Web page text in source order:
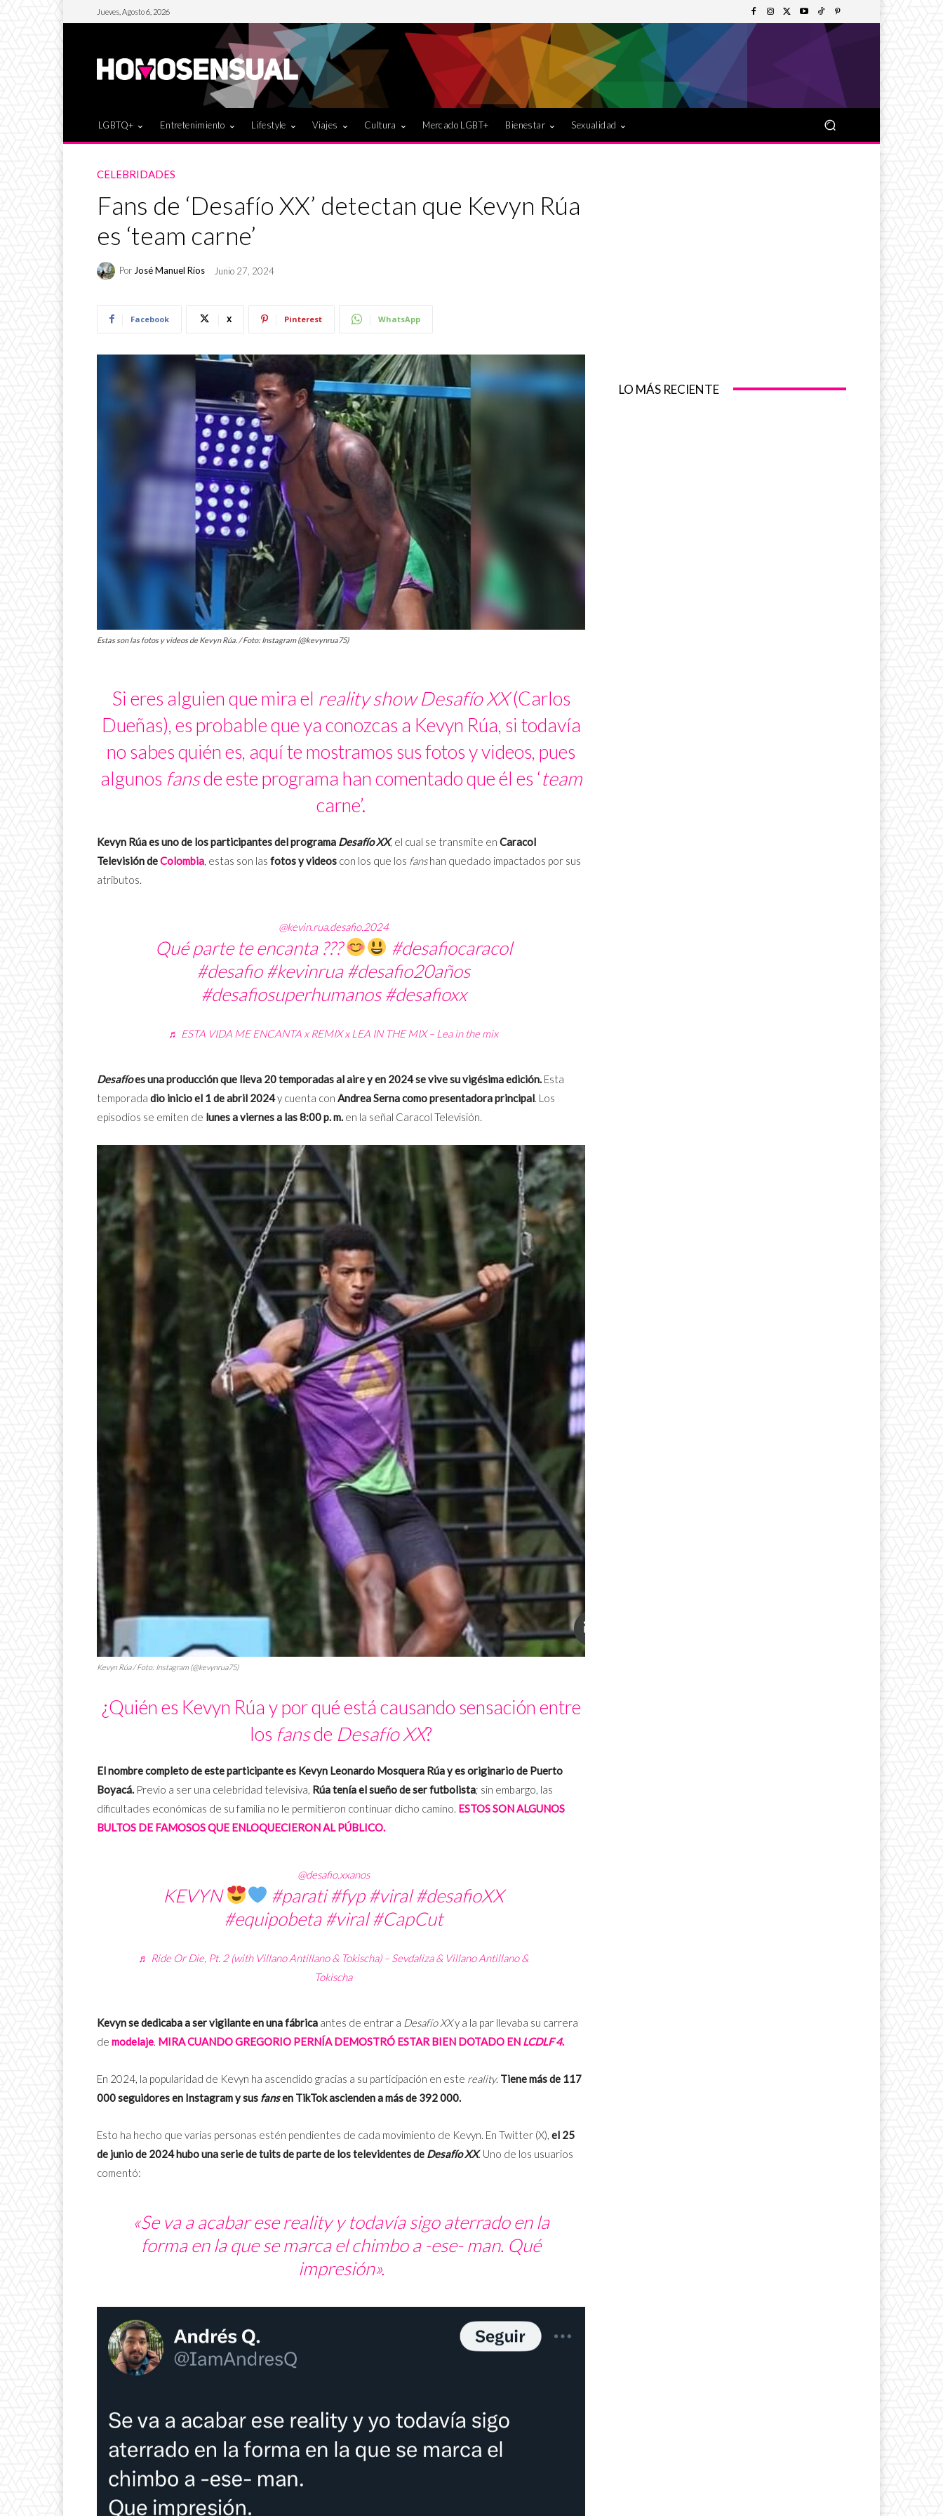
Jueves, Agosto 6, 2026
LGBTQ+ Entretenimiento Lifestyle Viajes Cultura Mercado LGBT+ Bienestar Sexualidad
CELEBRIDADES
Fans de ‘Desafío XX’ detectan que Kevyn Rúa
es ‘team carne’
PorJosé Manuel Ríos Junio 27, 2024
Facebook X Pinterest WhatsApp
Estas son las fotos y videos de Kevyn Rúa. / Foto: Instagram (@kevynrua75)
Si eres alguien que mira el reality show Desafío XX(Carlos
Dueñas), es probable que ya conozcas a Kevyn Rúa, si todavía
no sabes quién es, aquí te mostramos sus fotos y videos, pues
algunos fansde este programa han comentado que él es ‘team
carne’.
Kevyn Rúa es uno de los participantes del programa Desafío XX, el cual se transmite en Caracol
Televisión deColombia, estas son las fotos y videos con los que los fanshan quedado impactados por sus
atributos.
@kevin.rua.desafio.2024
Qué parte te encanta ???
#desafiocaracol
#desafio #kevinrua #desafio20años
#desafiosuperhumanos #desafioxx
♬ ESTA VIDA ME ENCANTA x REMIX x LEA IN THE MIX – Lea in the mix
Desafíoes una producción que lleva 20 temporadas al aire y en 2024 se vive su vigésima edición. Esta
temporada dio inicio el 1 de abril 2024y cuenta con Andrea Serna como presentadora principal. Los
episodios se emiten de lunes a viernes a las 8:00 p. m. en la señal Caracol Televisión.
Kevyn Rúa / Foto: Instagram (@kevynrua75)
¿Quién es Kevyn Rúa y por qué está causando sensación entre
los fansde Desafío XX?
El nombre completo de este participante es Kevyn Leonardo Mosquera Rúay es originario de Puerto
Boyacá. Previo a ser una celebridad televisiva, Rúa tenía el sueño de ser futbolista; sin embargo, las
dificultades económicas de su familia no le permitieron continuar dicho camino. ESTOS SON ALGUNOS
BULTOS DE FAMOSOS QUE ENLOQUECIERON AL PÚBLICO.
@desafio.xxanos
KEVYN #parati #fyp #viral #desafioXX
#equipobeta #viral #CapCut
♬ Ride Or Die, Pt. 2 (with Villano Antillano & Tokischa) – Sevdaliza & Villano Antillano &
Tokischa
Kevyn se dedicaba a ser vigilante en una fábrica antes de entrar a Desafío XXy a la par llevaba su carrera
de modelaje. MIRA CUANDO GREGORIO PERNÍA DEMOSTRÓ ESTAR BIEN DOTADO EN LCDLF 4.
En 2024, la popularidad de Kevyn ha ascendido gracias a su participación en este reality. Tiene más de 117
000 seguidores en Instagram y sus fansen TikTok ascienden a más de 392 000.
Esto ha hecho que varias personas estén pendientes de cada movimiento de Kevyn. En Twitter (X), el 25
de junio de 2024 hubo una serie de tuits de parte de los televidentes de Desafío XX. Uno de los usuarios
comentó:
«Se va a acabar eserealityy todavía sigo aterrado en la
forma en la que se marca el chimbo a -ese-man. Qué
impresión».
LO MÁS RECIENTE